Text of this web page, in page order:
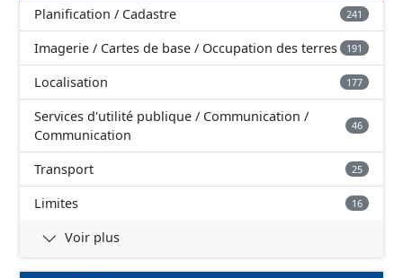
Planification / Cadastre 241
Imagerie / Cartes de base / Occupation des terres 191
Localisation 177
Services d'utilité publique / Communication /
Communication
46
Transport 25
Limites 16
Voir plus